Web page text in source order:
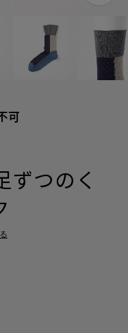
ずつのく